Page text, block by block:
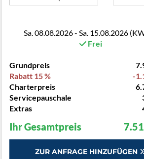
Sa. 08.08.2026 - Sa. 15.08.2026
Frei
Grundpreis
Rabatt 15 %
-
Charterpreis
Servicepauschale
Extras
Ihr Gesamtpreis
ZUR ANFRAGE HINZUFÜGEN